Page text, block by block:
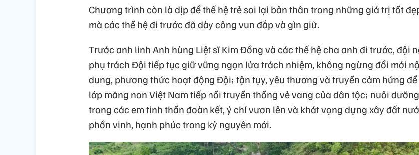
Chương trình còn là dịp để thế hệ trẻ soi lại bản thân trong những giá trị tốt
mà các thế hệ đi trước đã dày công vun đắp và gìn giữ.
Trước anh linh Anh hùng Liệt sĩ Kim Đồng và các thế hệ cha anh đi trước, đội
phụ trách Đội tiếp tục giữ vững ngọn lửa trách nhiệm, không ngừng đổi mới
dung, phương thức hoạt động Đội; tận tụy, yêu thương và truyền cảm hứng để
lớp măng non Việt Nam tiếp nối truyền thống vẻ vang của dân tộc; nuôi dưỡng
trong các em tinh thần đoàn kết, ý chí vươn lên và khát vọng dựng xây đất
phồn vinh, hạnh phúc trong kỷ nguyên mới.